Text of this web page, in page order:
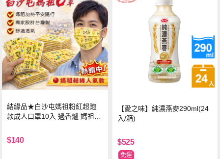
結緣品★白沙屯媽祖粉紅超跑
款成人口罩10入 過香爐 媽祖加
$140
【愛之味】純濃燕麥290ml(24
入/箱)
$525
免運